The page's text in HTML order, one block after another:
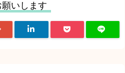
いします